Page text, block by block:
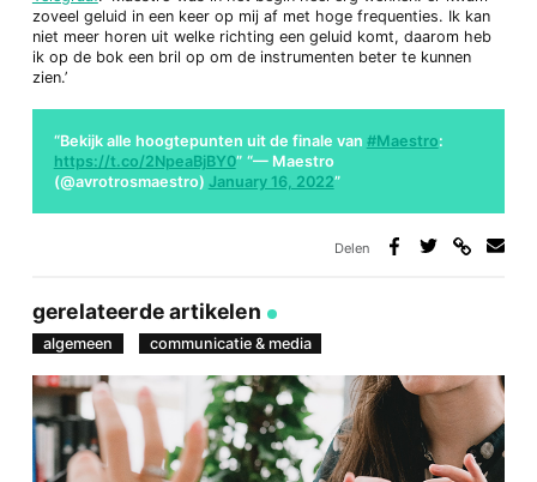
zoveel geluid in een keer op mij af met hoge frequenties. Ik kan
niet meer horen uit welke richting een geluid komt, daarom heb
ik op de bok een bril op om de instrumenten beter te kunnen
zien.’
Bekijk alle hoogtepunten uit de finale van #Maestro:
https://t.co/2NpeaBjBY0
— Maestro
(@avrotrosmaestro) January 16, 2022
Delen
gerelateerde artikelen
algemeen communicatie & media